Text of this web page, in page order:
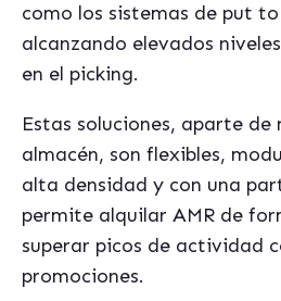
como los sistemas de put
alcanzando elevados
en el picking.
Estas soluciones, aparte de
almacén, son flexibles,
alta densidad y con una
permite alquilar AMR de
superar picos de actividad
promociones.